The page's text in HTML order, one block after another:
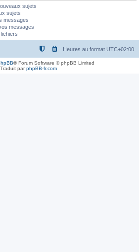
sujets
sujets
messages
messages
Heures au format UTC+02:00
® Forum Software © phpBB Limited
Traduit parphpBB-fr.com